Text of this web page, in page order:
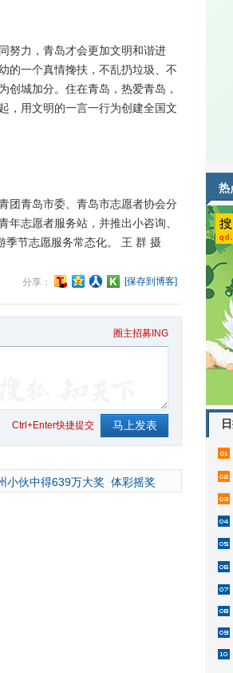
力，青岛才会更加文明和谐进
的一个真情搀扶，不乱扔垃圾、不
创城加分。住在青岛，热爱青岛，
，用文明的一言一行为创建全国文
青岛市委、青岛市志愿者协会分
志愿者服务站，并推出小咨询、
季节志愿服务常态化。 王 群 摄
分享： [保存到博客]
圈主招募ING
Ctrl+Enter快捷提交
小伙中得639万大奖 体彩摇奖
热